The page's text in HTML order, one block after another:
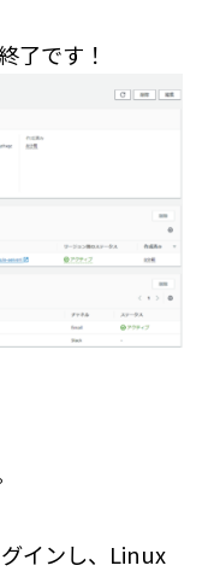
了です！
インし、Linux